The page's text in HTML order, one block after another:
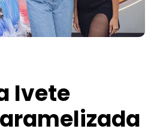
Ivete